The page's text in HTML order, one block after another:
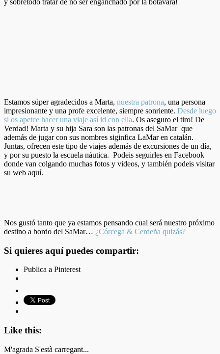
Estamos súper agradecidos a Marta, nuestra patrona, una persona
impresionante y una profe excelente, siempre sonriente. Desde luego
si os apetce hacer una viaje así id con ella. Os aseguro el tiro! De
Verdad! Marta y su hija Sara son las patronas del SaMar que
además de jugar con sus nombres siginfica LaMar en catalán.
Juntas, ofrecen este tipo de viajes además de excursiones de un día,
y por su puesto la escuela náutica. Podeis seguirles en Facebook
donde van colgando muchas fotos y videos, y también podeis visitar
su web aquí.
Nos gustó tanto que ya estamos pensando cual será nuestro próximo
destino a bordo del SaMar… ¿Córcega & Cerdeña quizás?
Si quieres aquí puedes compartir:
Publica a Pinterest
Like this:
M'agrada S'està carregant...